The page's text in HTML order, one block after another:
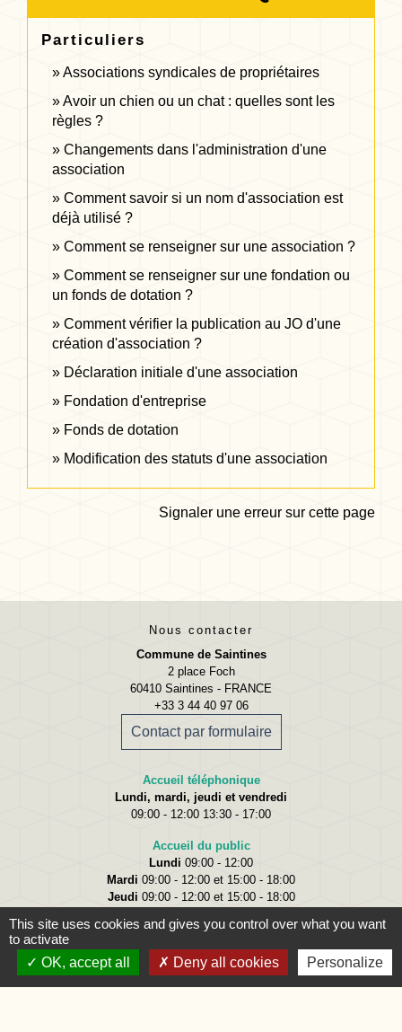
Particuliers
Associations syndicales de propriétaires
Avoir un chien ou un chat : quelles sont les
règles ?
Changements dans l'administration d'une
association
Comment savoir si un nom d'association est
déjà utilisé ?
Comment se renseigner sur une association ?
Comment se renseigner sur une fondation ou
un fonds de dotation ?
Comment vérifier la publication au JO d'une
création d'association ?
Déclaration initiale d'une association
Fondation d'entreprise
Fonds de dotation
Modification des statuts d'une association
Signaler une erreur sur cette page
Nous contacter
Commune de Saintines
2 place Foch
60410 Saintines - FRANCE
+33 3 44 40 97 06
Contact par formulaire
Accueil téléphonique
Lundi, mardi, jeudi et vendredi
09:00 - 12:00 13:30 - 17:00
Accueil du public
Lundi 09:00 - 12:00
Mardi 09:00 - 12:00 et 15:00 - 18:00
Jeudi 09:00 - 12:00 et 15:00 - 18:00
This site uses cookies and gives you control over what you want
to activate
OK, accept all
Deny all cookies Personalize